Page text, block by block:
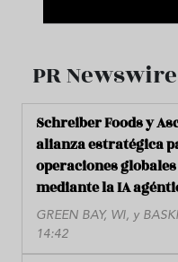
PR Newswire
Schreiber Foods y
alianza estratégica
operaciones
mediante la IA
GREEN BAY, WI, y
14:42